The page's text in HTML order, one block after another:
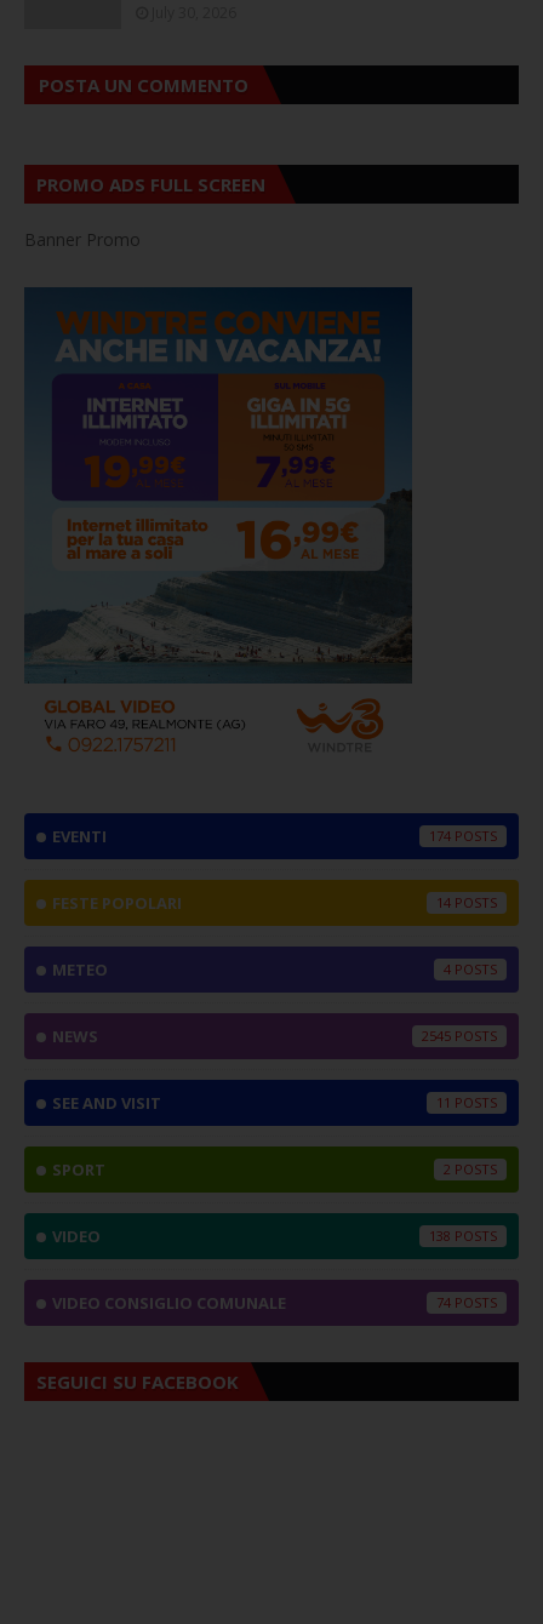
POSTA UN COMMENTO
PROMO ADS FULL SCREEN
Banner Promo
EVENTI 174
FESTE POPOLARI 14
METEO 4
NEWS 2545
SEE AND VISIT 11
SPORT 2
VIDEO 138
VIDEO CONSIGLIO COMUNALE 74
SEGUICI SU FACEBOOK